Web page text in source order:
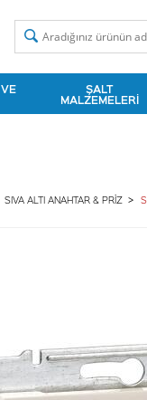
ŞALT
MALZEMELERI
SIVA ALTI ANAHTAR & PRIZ